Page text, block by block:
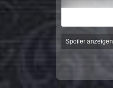
Spoiler anzeigen